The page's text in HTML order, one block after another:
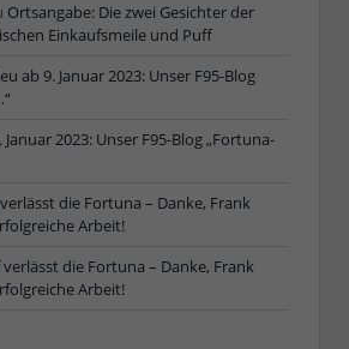
Ortsangabe: Die zwei Gesichter der
Einkaufsmeile und Puff
ab 9. Januar 2023: Unser F95-Blog
Januar 2023: Unser F95-Blog „Fortuna-
die Fortuna – Danke, Frank
Arbeit!
verlässt die Fortuna – Danke, Frank
Arbeit!